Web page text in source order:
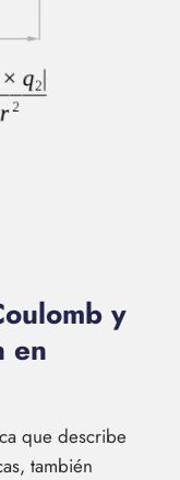
y
en
que describe
también